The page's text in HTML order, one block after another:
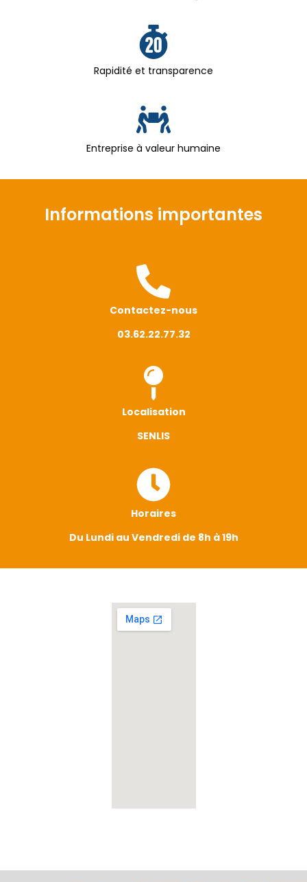
Rapidité et transparence
Entreprise à valeur humaine
Informations importantes
Contactez-nous
03.62.22.77.32
Localisation
SENLIS
Horaires
Du Lundi au Vendredi de 8h à 19h